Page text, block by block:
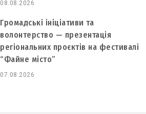
08.08.2026
Громадські ініціативи та
волонтерство — презентація
регіональних проєктів на фестивалі
“Файне місто”
07.08.2026